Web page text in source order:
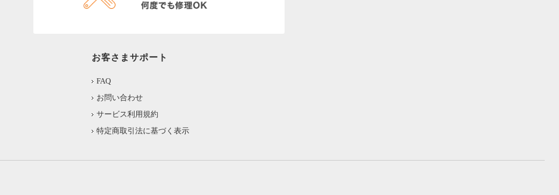
お客さまサポート
FAQ
お問い合わせ
サービス利用規約
特定商取引法に基づく表示